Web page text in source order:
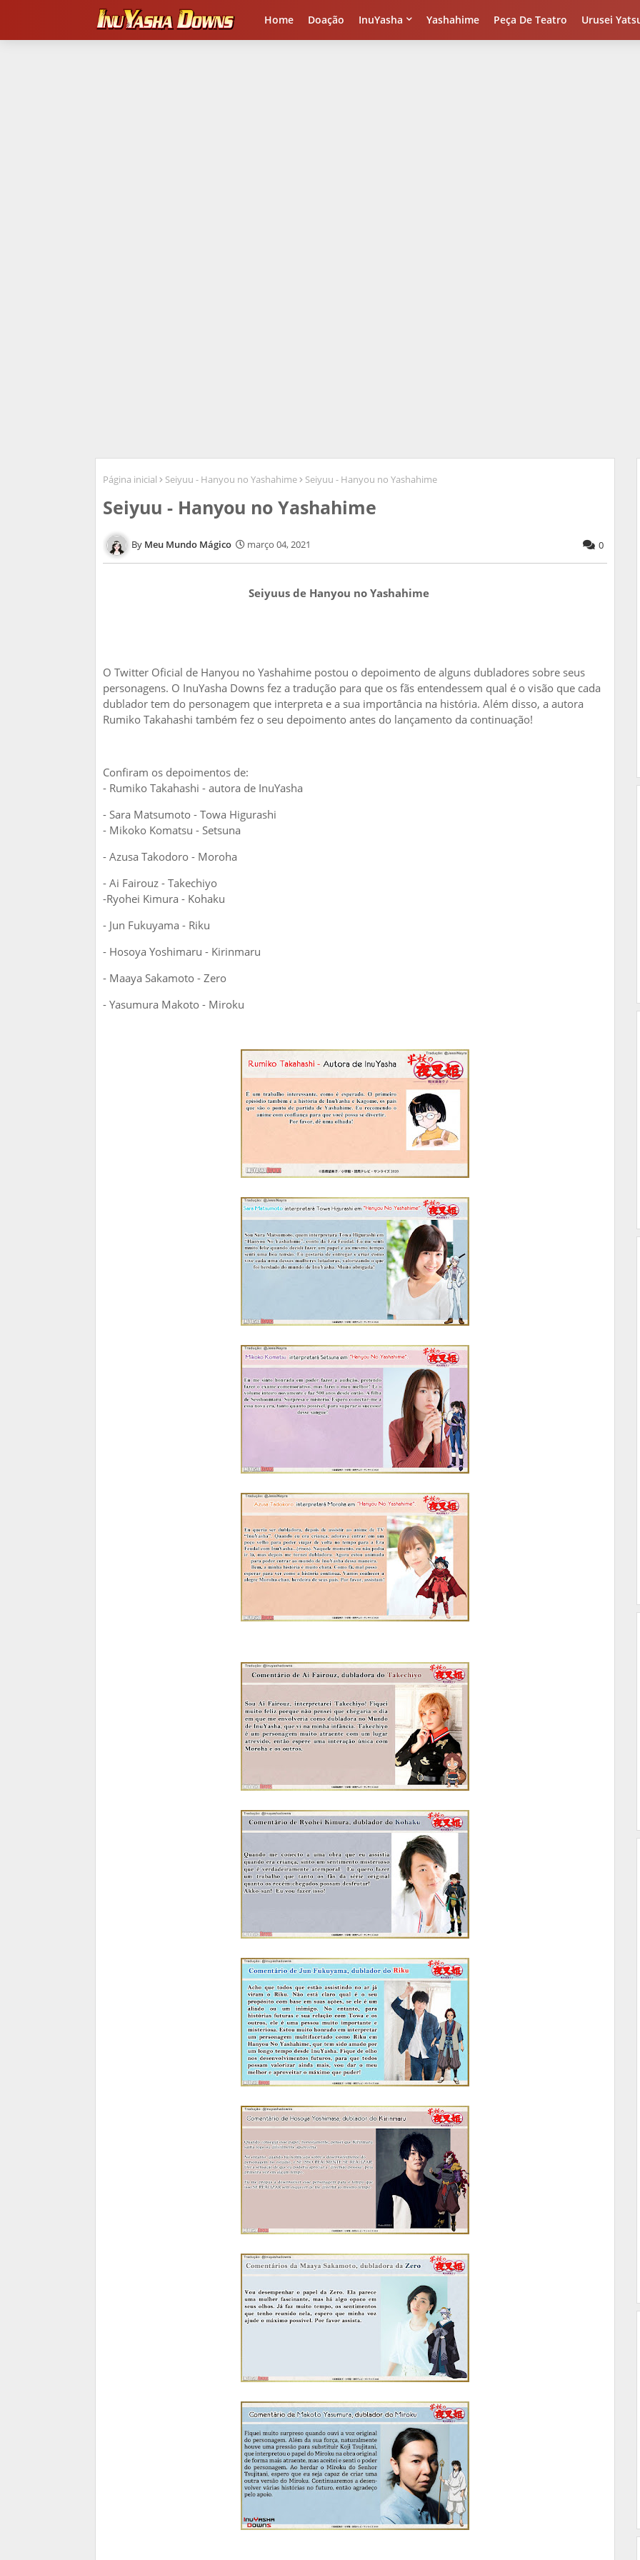
Home Doação InuYasha Yashahime Peça De Teatro Urusei
Página inicial Seiyuu - Hanyou no Yashahime Seiyuu - Hanyou no Yashahime
Seiyuu - Hanyou no Yashahime
Meu Mundo Mágico março 04, 2021 0
Seiyuus de Hanyou no Yashahime
O Twitter Oficial de Hanyou no Yashahime postou o depoimento de alguns dubladores sobre seus
personagens. O InuYasha Downs fez a tradução para que os fãs entendessem qual é o visão que cada
dublador tem do personagem que interpreta e a sua importância na história. Além disso, a autora
Rumiko Takahashi também fez o seu depoimento antes do lançamento da continuação!
Confiram os depoimentos de:
- Rumiko Takahashi - autora de InuYasha
- Sara Matsumoto - Towa Higurashi
- Mikoko Komatsu - Setsuna
- Azusa Takodoro - Moroha
- Ai Fairouz - Takechiyo
-Ryohei Kimura - Kohaku
- Jun Fukuyama - Riku
- Hosoya Yoshimaru - Kirinmaru
- Maaya Sakamoto - Zero
- Yasumura Makoto - Miroku